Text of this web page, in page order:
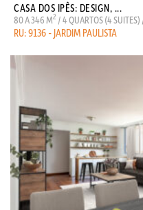
CASA DOS IPÊS: DESIGN, ...
80 A 346 M2 / 4 QUARTOS (4
RU: 9136 - JARDIM PAULISTA